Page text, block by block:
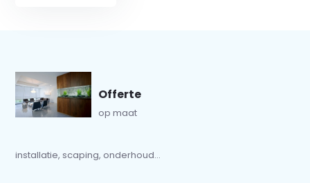
Offerte
op maat
installatie, scaping, onderhoud...